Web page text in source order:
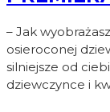
– Jak
osieroconej
silniejsze od
dziewczynce i